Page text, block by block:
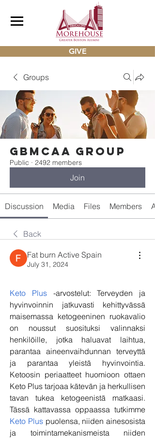
GIVE
Groups
gbmcaa Group
Public · 2492 members
Join
Discussion Media Files Members
Back
Fat burn Active Spain
July 31, 2024
Keto Plus -arvostelut: Terveyden ja
hyvinvoinnin jatkuvasti kehittyvässä
maisemassa ketogeeninen ruokavalio
on noussut suosituksi valinnaksi
henkilöille, jotka haluavat laihtua,
parantaa aineenvaihdunnan terveyttä
ja parantaa yleistä hyvinvointia.
Ketoosin periaatteet huomioon ottaen
Keto Plus tarjoaa kätevän ja herkullisen
tavan tukea ketogeenistä matkaasi.
Keto Plus puolensa, niiden ainesosista
ja toimintamekanismeista niiden